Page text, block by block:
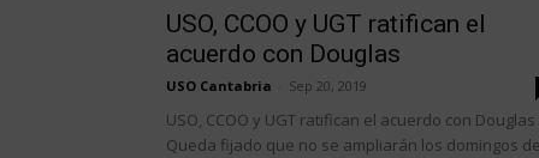
USO, CCOO y UGT ratifican el
acuerdo con Douglas
USO Cantabria Sep 20, 2019
USO, CCOO y UGT ratifican el acuerdo con Douglas
Queda fijado que no se ampliarán los domingos de